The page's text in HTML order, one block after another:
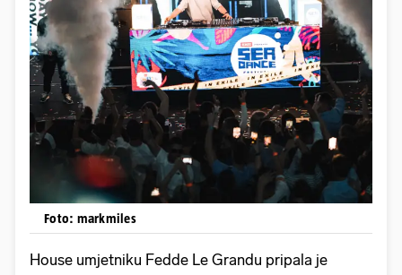
Foto: markmiles
House umjetniku Fedde Le Grandu pripala je